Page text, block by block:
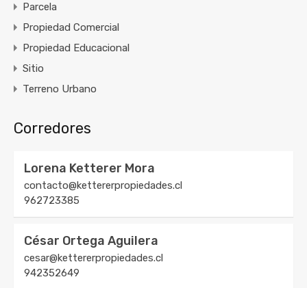
Parcela
Propiedad Comercial
Propiedad Educacional
Sitio
Terreno Urbano
Corredores
Lorena Ketterer Mora
contacto@kettererpropiedades.cl
962723385
César Ortega Aguilera
cesar@kettererpropiedades.cl
942352649